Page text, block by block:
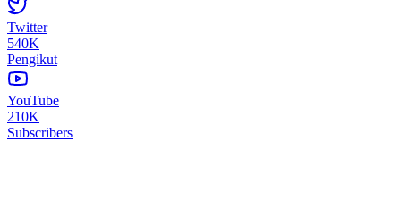
Twitter
540K
Pengikut
YouTube
210K
Subscribers